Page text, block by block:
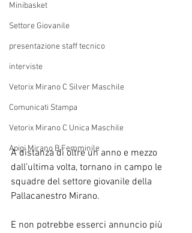
Minibasket
Settore Giovanile
presentazione staff tecnico
interviste
Vetorix Mirano C Silver Maschile
Comunicati Stampa
Vetorix Mirano C Unica Maschile
Apigi Mirano B Femminile
A distanza di oltre un anno e mezzo
dall’ultima volta, tornano in campo le
squadre del settore giovanile della
Pallacanestro Mirano.
E non potrebbe esserci annuncio più